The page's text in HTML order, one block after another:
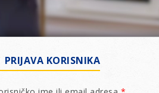
PRIJAVA KORISNIKA